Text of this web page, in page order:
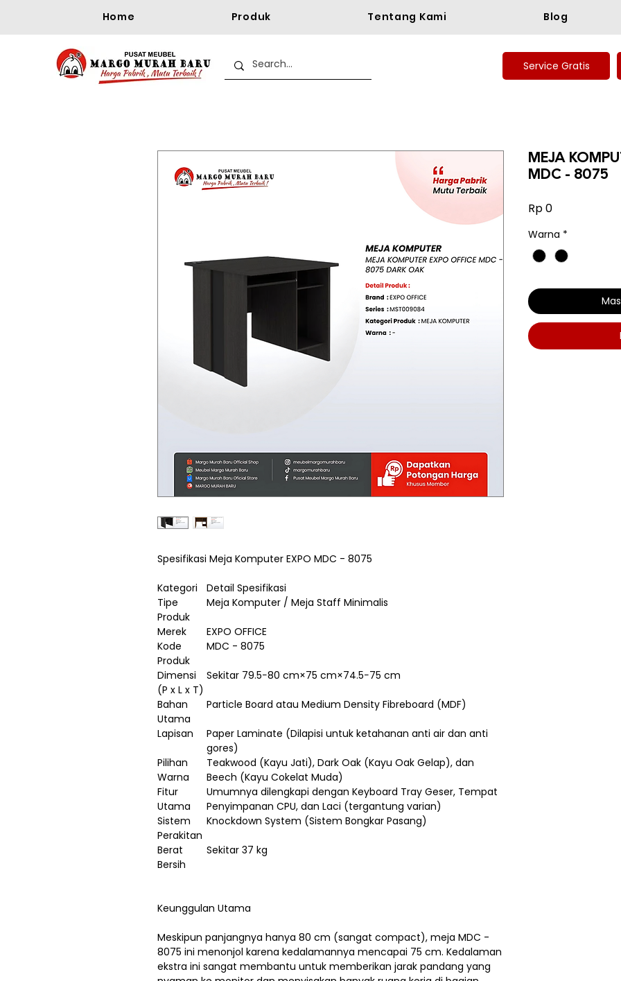
Home Produk Tentang Kami Blog
Service Gratis
Spesifikasi Meja Komputer EXPO MDC - 8075
Kategori
Detail Spesifikasi
Tipe
Produk
Meja Komputer / Meja Staff Minimalis
Merek
EXPO OFFICE
Kode
Produk
MDC - 8075
Dimensi
(P x L x T)
Sekitar 79.5−80 cm×75 cm×74.5−75 cm
Bahan
Utama
Particle Board atau Medium Density Fibreboard (MDF)
Lapisan
Paper Laminate (Dilapisi untuk ketahanan anti air dan anti
gores)
Pilihan
Warna
Teakwood (Kayu Jati), Dark Oak (Kayu Oak Gelap), dan
Beech (Kayu Cokelat Muda)
Fitur
Utama
Umumnya dilengkapi dengan Keyboard Tray Geser, Tempat
Penyimpanan CPU, dan Laci (tergantung varian)
Sistem
Perakitan
Knockdown System (Sistem Bongkar Pasang)
Berat
Bersih
Sekitar 37 kg
Keunggulan Utama
Meskipun panjangnya hanya 80 cm (sangat compact), meja MDC -
8075 ini menonjol karena kedalamannya mencapai 75 cm. Kedalaman
ekstra ini sangat membantu untuk memberikan jarak pandang yang
MEJA
MDC - 8075
Rp 0Harga
Warna *